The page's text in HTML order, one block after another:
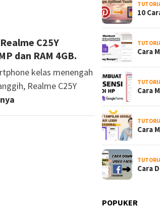
C25Y
dan RAM 4GB.
kelas menengah
Realme C25Y
10
Cara
Cara
Cara
Cara
POPUKER